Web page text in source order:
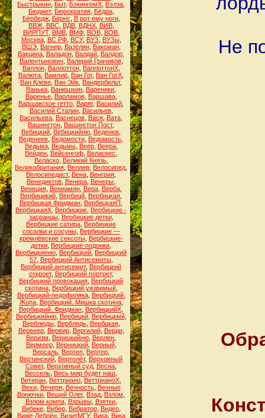
Быстрыкин Быт, БэкингемХ Бэлза
Бюджет, Бюрократия, Бёдра,
Бёрбедж, Бёрнс В рот ему ноги,
ВВЖ, ВВС, ВДВ, ВДНХ, ВИВ,
ВИРПУТ, ВМВ, ВМФ, ВОВ, ВОВ.
Москва, ВС РФ, ВСУ, ВУЗ ВУЗы,
ВШЭ, Вагнер, Вазелин, Ваксман,
Вакцина Валадон Валдай Валдор
Валентынович
Валерий Грачиков,
Валлон, Валлоттон, ВаллоттонХ,
Валюта Вампир Ван Гог, Ван ГогХ
Ван Клеве Ван Эйк Вандербильт,
Ванька Ванюшкин Вареники
Варенье, Варламов, Варшава,
Варшавское гетто Варяг, Василий
Василий Сталин, Васильев,
Васильева Васнецов Вася Вата
Вашингтон Вашингтон Пост,
Вебицкий Вебицкийню Веденев
Веденеев Ведомости Ведомость
Ведьма, Ведьмы, Веер, Веера,
Вейден Вейсенгоф Веласкес
Веласко, Великий Князь,
Великобритания Веллер Велосипед
Велосипедист, Вена Венгрия
Венедиктов Венера Венеры
Венеция, Вениамин, Вера, Верба,
Вербицикий Вербицй Вербицкая
Вербицкая Фридман ВербицкаяП
ВербицкаяХ Вербицкие Вербицкие -
засранцы, Вербицкие детки,
Вербицкие сатира Вербицкие
сосалки и сосуны, Вербицкие —
кремлёвские сексоты, Вербицкие-
детки Вербицкие-подонки
Вербицкиеню Вербицкий Вербицкий
57, Вербицкий Антисемиты,
Вербицкий антисемит, Вербицкий
откроет, Вербицкий портрет,
Вербицкий провокация Вербицкий
скотина, Вербицкий уязвимый,
Вербицкий-педофиляка, Вербицкий.
Жопа, Вербицкий. Мишка скотина,
Вербицкий. Фридман ВербицкийХ
Вербицкийню, Вербицкй, Вербицкмй,
Верблюды, Верблядь, Вербцкая,
Вервеер, Вервир, Вергилий, Верди,
Веризм
Верицкийню Верлен
Вермеер, Верницкий, Верный,
Версаль Вертеп Вертер
Вертинский Вертолёт, Верховный
Совет, Верховный суд Весна
Вессель Весь мир будет наш
Ветеран Веттриано ВеттрианоХ
Вехи, Вечеря, Вечность, Вечные
Вонючки Вещий Олег, Взад Взлом
Взлом компа, Взрывы, Взятки,
Вибеке, Вибер, Вибратор, Видео,
Виже-Лебрён, ВизитМГУ, Вика, Вика
Не